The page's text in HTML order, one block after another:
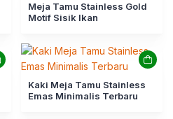
Meja Tamu Stainless Gold
Motif Sisik Ikan
Kaki Meja Tamu Stainless
Emas Minimalis Terbaru